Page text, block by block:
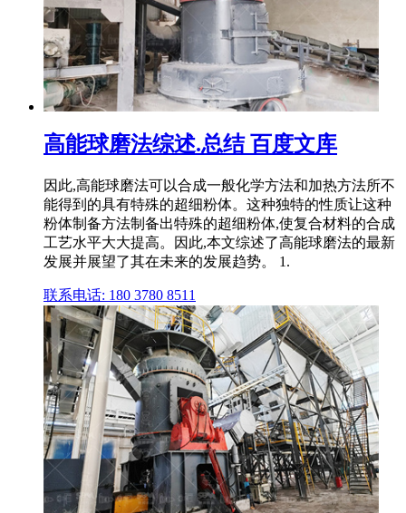
高能球磨法综述.总结 百度文库
因此,高能球磨法可以合成一般化学方法和加热方法所不
能得到的具有特殊的超细粉体。这种独特的性质让这种
粉体制备方法制备出特殊的超细粉体,使复合材料的合成
工艺水平大大提高。因此,本文综述了高能球磨法的最新
发展并展望了其在未来的发展趋势。 1.
联系电话: 180 3780 8511